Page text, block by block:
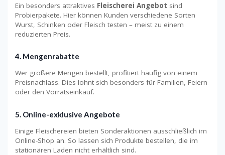
Ein besonders attraktives Fleischerei Angebot sind
Probierpakete. Hier können Kunden verschiedene Sorten
Wurst, Schinken oder Fleisch testen – meist zu einem
reduzierten Preis.
4. Mengenrabatte
Wer größere Mengen bestellt, profitiert häufig von einem
Preisnachlass. Dies lohnt sich besonders für Familien, Feiern
oder den Vorratseinkauf.
5. Online-exklusive Angebote
Einige Fleischereien bieten Sonderaktionen ausschließlich im
Online-Shop an. So lassen sich Produkte bestellen, die im
stationären Laden nicht erhältlich sind.